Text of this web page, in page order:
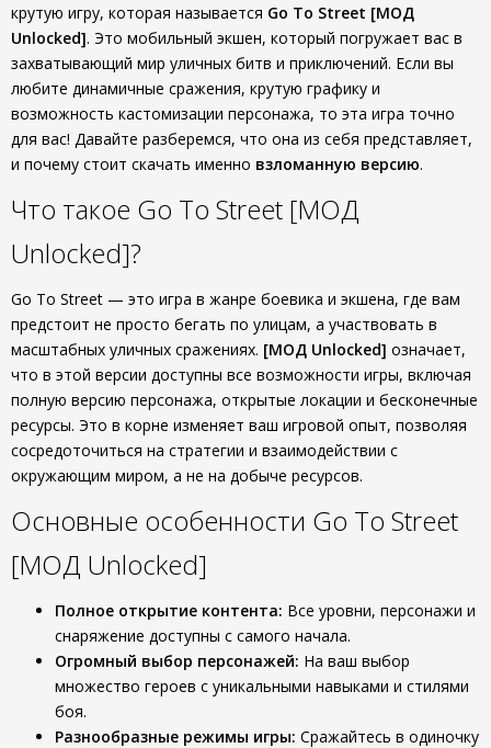
крутую игру, которая называется Go To Street [МОД
Unlocked]. Это мобильный экшен, который погружает вас в
захватывающий мир уличных битв и приключений. Если вы
любите динамичные сражения, крутую графику и
возможность кастомизации персонажа, то эта игра точно
для вас! Давайте разберемся, что она из себя представляет,
и почему стоит скачать именно взломанную версию.
Что такое Go To Street [МОД
Unlocked]?
Go To Street — это игра в жанре боевика и экшена, где вам
предстоит не просто бегать по улицам, а участвовать в
масштабных уличных сражениях. [МОД Unlocked] означает,
что в этой версии доступны все возможности игры, включая
полную версию персонажа, открытые локации и бесконечные
ресурсы. Это в корне изменяет ваш игровой опыт, позволяя
сосредоточиться на стратегии и взаимодействии с
окружающим миром, а не на добыче ресурсов.
Основные особенности Go To Street
[МОД Unlocked]
Полное открытие контента: Все уровни, персонажи и
снаряжение доступны с самого начала.
Огромный выбор персонажей: На ваш выбор
множество героев с уникальными навыками и стилями
боя.
Разнообразные режимы игры: Сражайтесь в одиночку